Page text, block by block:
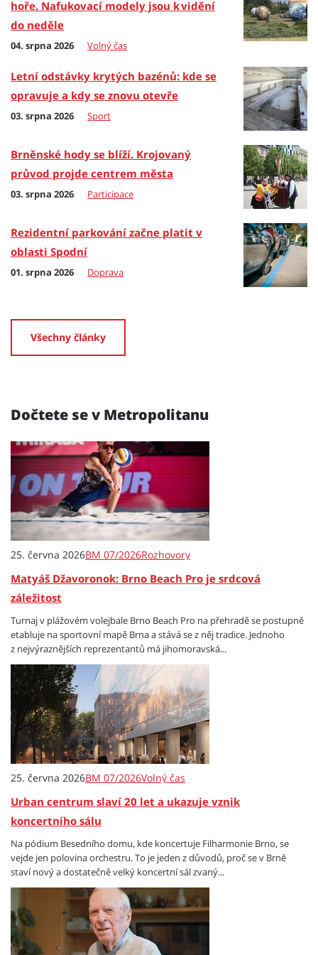
hoře. Nafukovací modely jsou k vidění
do neděle
04. srpna 2026 Volný čas
Letní odstávky krytých bazénů: kde se
opravuje a kdy se znovu otevře
03. srpna 2026 Sport
Brněnské hody se blíží. Krojovaný
průvod projde centrem města
03. srpna 2026 Participace
Rezidentní parkování začne platit v
oblasti Spodní
01. srpna 2026 Doprava
Všechny články
Dočtete se v Metropolitanu
25. června 2026BM 07/2026Rozhovory
Matyáš Džavoronok: Brno Beach Pro je srdcová
záležitost
Turnaj v plážovém volejbale Brno Beach Pro na přehradě se postupně
etabluje na sportovní mapě Brna a stává se z něj tradice. Jednoho
z nejvýraznějších reprezentantů má jihomoravská...
25. června 2026BM 07/2026Volný čas
Urban centrum slaví 20 let a ukazuje vznik
koncertního sálu
Na pódium Besedního domu, kde koncertuje Filharmonie Brno, se
vejde jen polovina orchestru. To je jeden z důvodů, proč se v Brně
staví nový a dostatečně velký koncertní sál zvaný...